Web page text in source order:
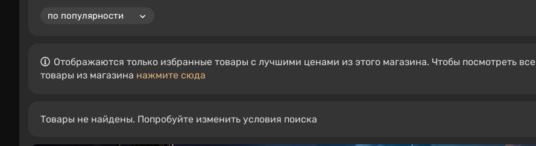
Отображаются только избранные товары с лучшими ценами из этого магазина. Чтобы посмотреть все
товары из магазина нажмите сюда
Товары не найдены. Попробуйте изменить условия поиска